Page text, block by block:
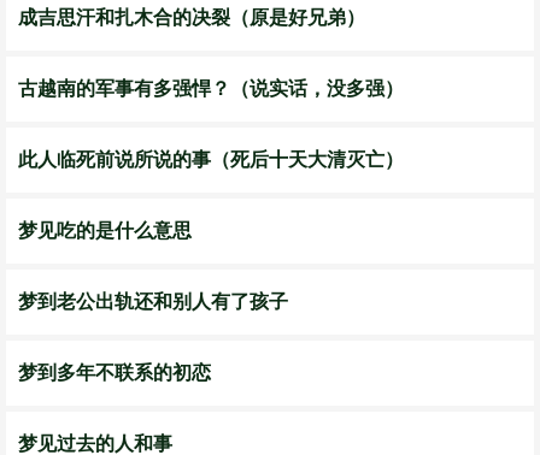
成吉思汗和扎木合的决裂（原是好兄弟）
古越南的军事有多强悍？（说实话，没多强）
此人临死前说所说的事（死后十天大清灭亡）
梦见吃的是什么意思
梦到老公出轨还和别人有了孩子
梦到多年不联系的初恋
梦见过去的人和事